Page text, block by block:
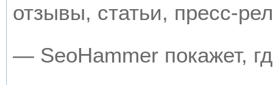
отзывы, статьи, пресс-
— SeoHammer покажет,